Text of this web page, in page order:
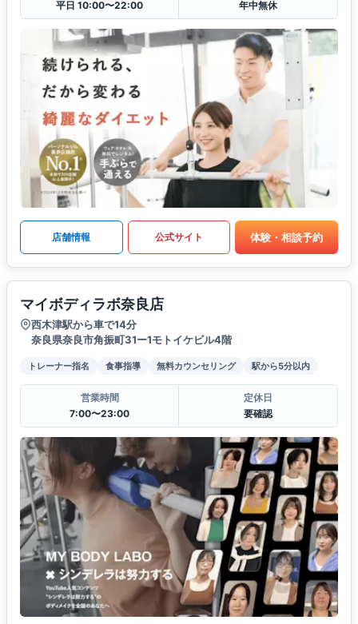
平日 10:00〜22:00 年中無休
店舗情報 公式サイト 体験・相談予約
マイボディラボ奈良店
西木津駅から車で14分
奈良県奈良市角振町31ー1モトイケビル4階
トレーナー指名 食事指導 無料カウンセリング 駅から5分以内
営業時間
7:00〜23:00
定休日
要確認